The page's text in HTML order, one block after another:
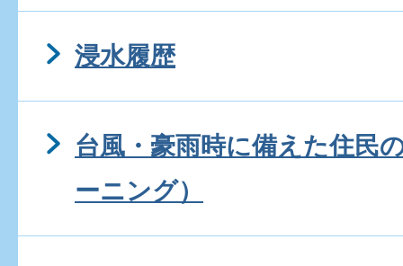
浸水履歴
台風・豪雨時に備えた住民
ーニング）